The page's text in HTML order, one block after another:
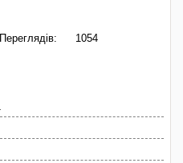
Переглядів: 1054